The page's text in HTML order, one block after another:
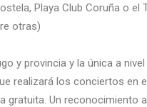
Playa Club Coruña o el
otras)
y provincia y la única a
realizará los conciertos en
gratuita. Un reconocimiento